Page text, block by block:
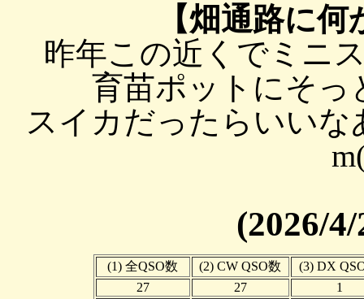
【畑通路に
昨年この近くでミニ
育苗ポットにそっ
スイカだったらいい
(2026/
(1) 全QSO数 (2) CW QSO数
(3) DX
27
27
1